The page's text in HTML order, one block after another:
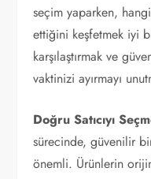
seçim yaparken,
ettiğini keşfetmek iyi
karşılaştırmak ve
vaktinizi ayırmayı
Doğru Satıcıyı
sürecinde, güvenilir
önemli. Ürünlerin